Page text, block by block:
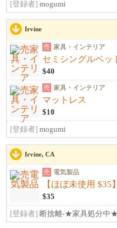
[登録者] mogumi
Irvine
売 家具・インテリア
セミシングルベッ
$40
売 家具・インテリア
マットレス
$10
[登録者] mogumi
Irvine, CA
売 電気製品
$35
[登録者] 断捨離-★家具処分中